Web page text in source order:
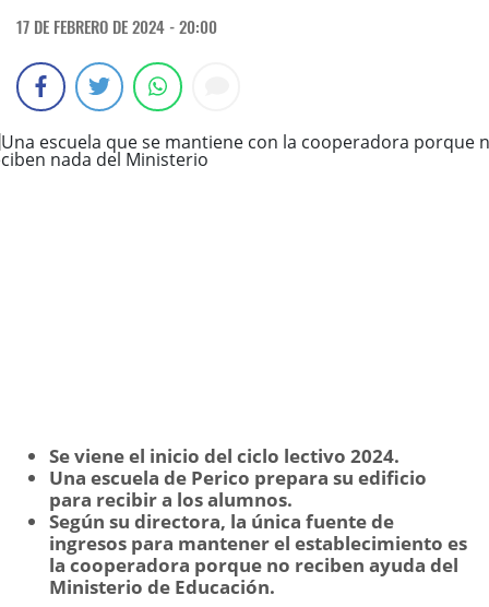
17 DE FEBRERO DE 2024 - 20:00
Se viene el inicio del ciclo lectivo 2024.
Una escuela de Perico prepara su edificio
para recibir a los alumnos.
Según su directora, la única fuente de
ingresos para mantener el establecimiento es
la cooperadora porque no reciben ayuda del
Ministerio de Educación.